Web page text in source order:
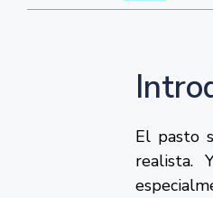
El pasto
realista.